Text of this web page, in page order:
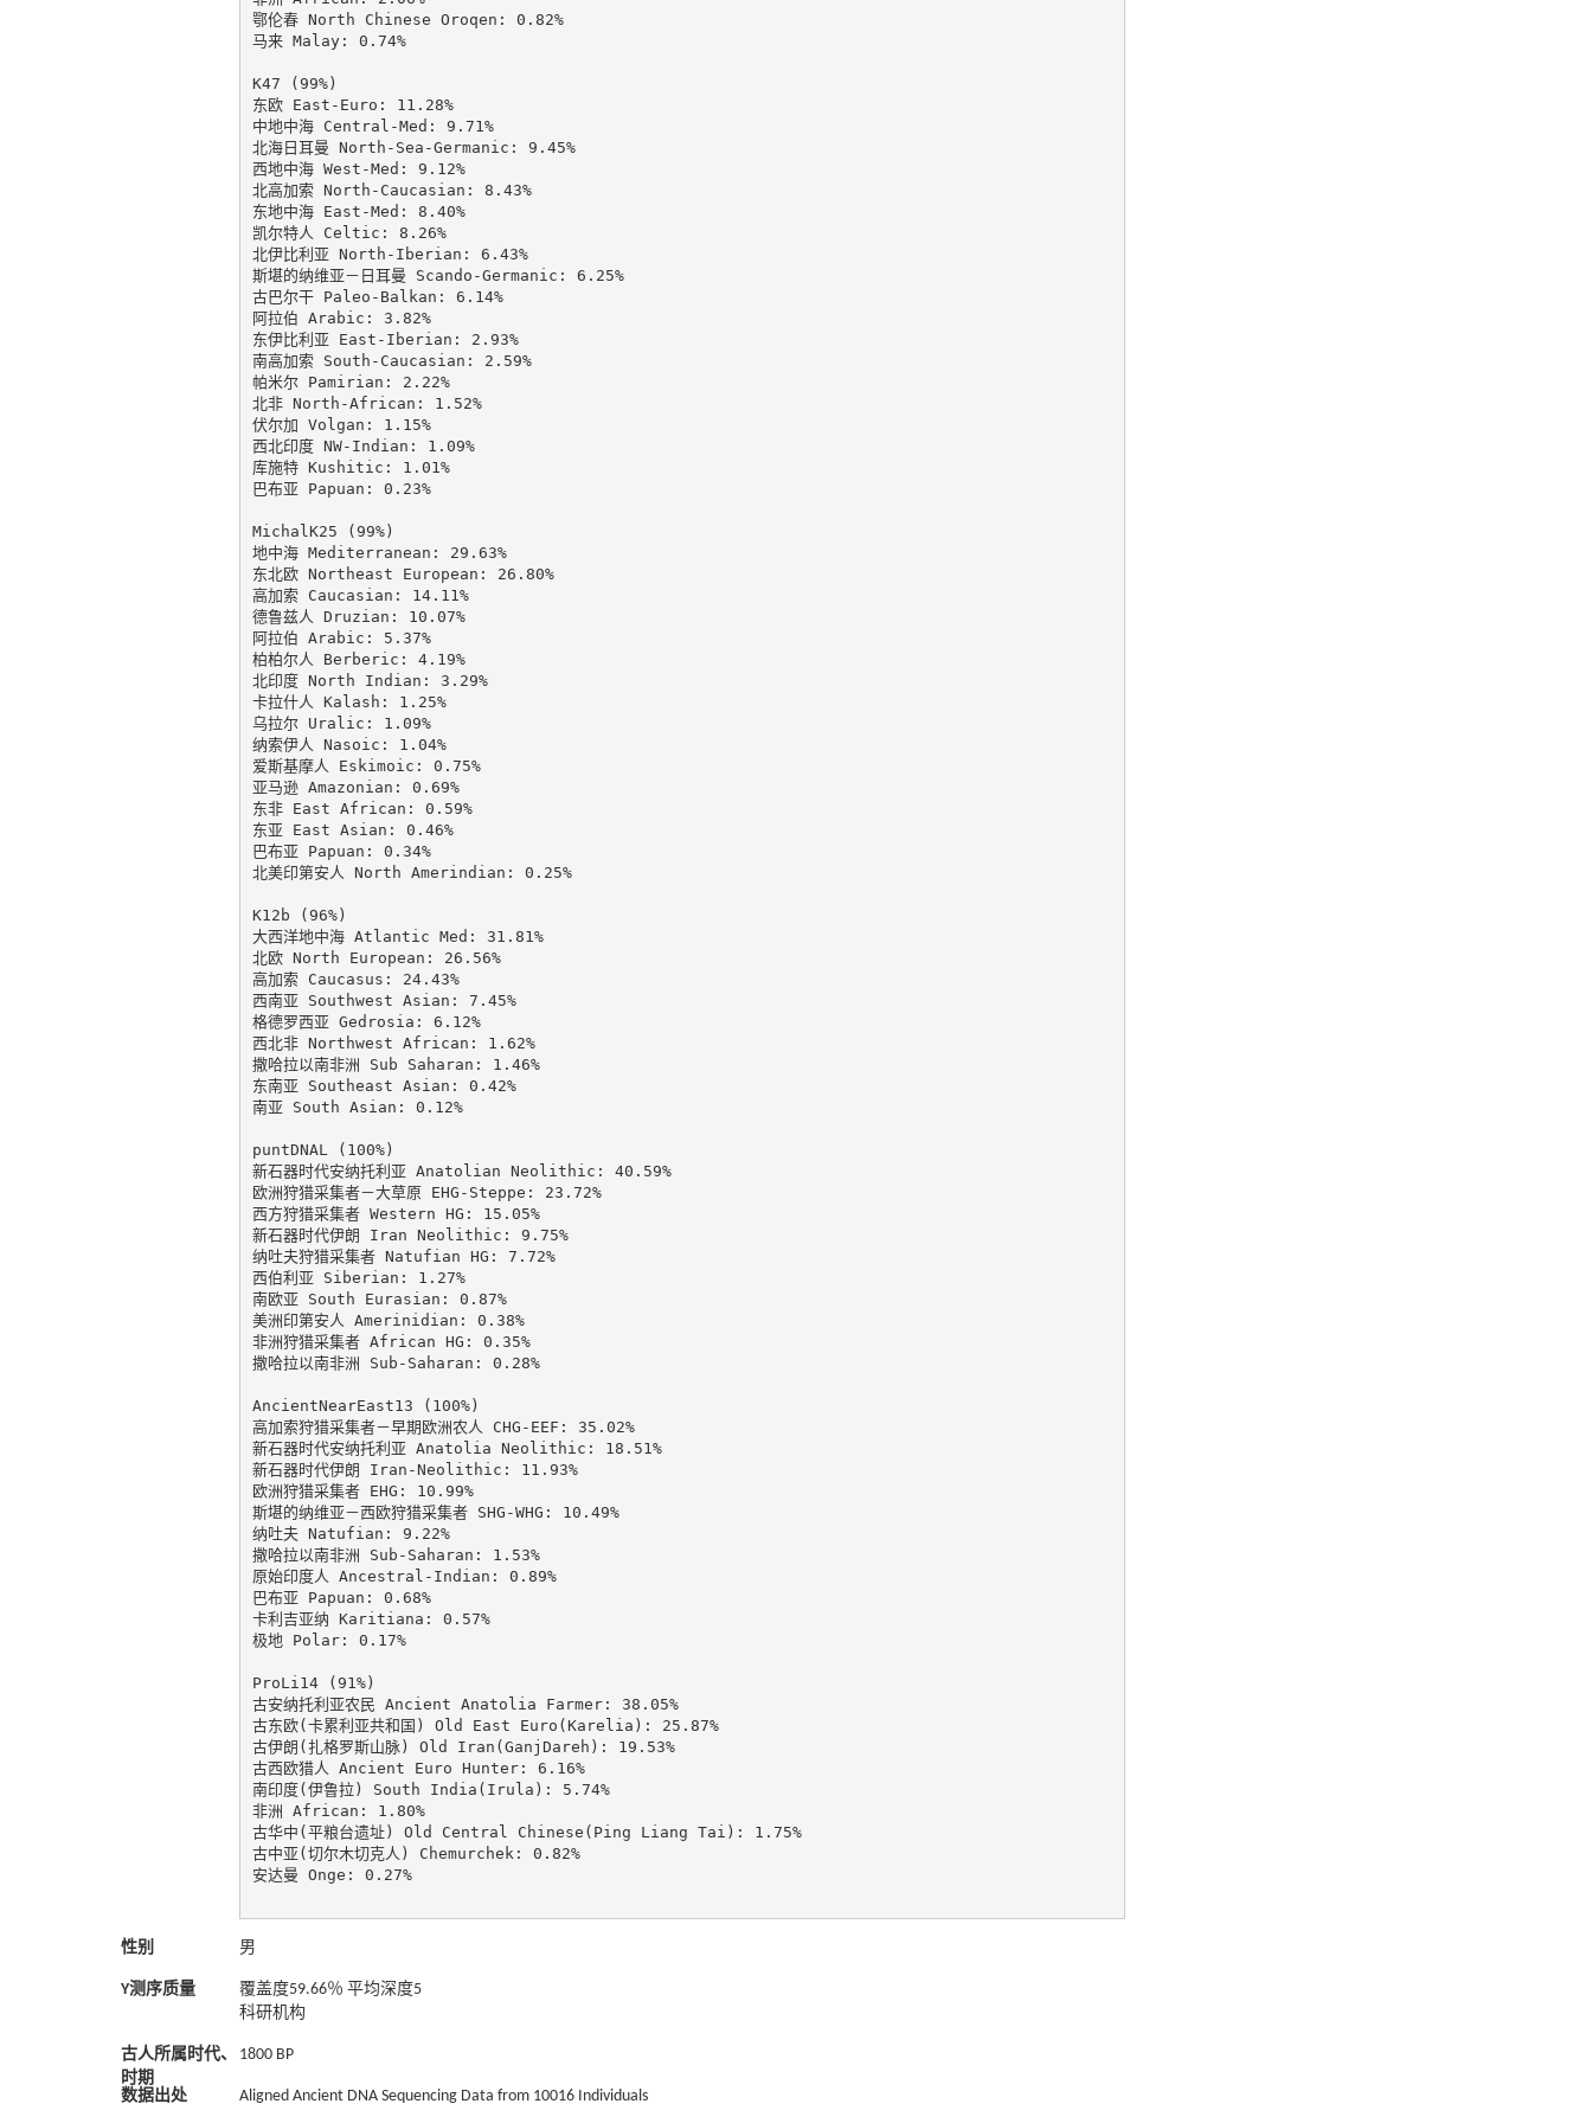
鄂伦春 North Chinese Oroqen: 0.82%
马来 Malay: 0.74%
K47 (99%)
东欧 East-Euro: 11.28%
中地中海 Central-Med: 9.71%
北海日耳曼 North-Sea-Germanic: 9.45%
西地中海 West-Med: 9.12%
北高加索 North-Caucasian: 8.43%
东地中海 East-Med: 8.40%
凯尔特人 Celtic: 8.26%
北伊比利亚 North-Iberian: 6.43%
斯堪的纳维亚－日耳曼 Scando-Germanic: 6.25%
古巴尔干 Paleo-Balkan: 6.14%
阿拉伯 Arabic: 3.82%
东伊比利亚 East-Iberian: 2.93%
南高加索 South-Caucasian: 2.59%
帕米尔 Pamirian: 2.22%
北非 North-African: 1.52%
伏尔加 Volgan: 1.15%
西北印度 NW-Indian: 1.09%
库施特 Kushitic: 1.01%
巴布亚 Papuan: 0.23%
MichalK25 (99%)
地中海 Mediterranean: 29.63%
东北欧 Northeast European: 26.80%
高加索 Caucasian: 14.11%
德鲁兹人 Druzian: 10.07%
阿拉伯 Arabic: 5.37%
柏柏尔人 Berberic: 4.19%
北印度 North Indian: 3.29%
卡拉什人 Kalash: 1.25%
乌拉尔 Uralic: 1.09%
纳索伊人 Nasoic: 1.04%
爱斯基摩人 Eskimoic: 0.75%
亚马逊 Amazonian: 0.69%
东非 East African: 0.59%
东亚 East Asian: 0.46%
巴布亚 Papuan: 0.34%
北美印第安人 North Amerindian: 0.25%
K12b (96%)
大西洋地中海 Atlantic Med: 31.81%
北欧 North European: 26.56%
高加索 Caucasus: 24.43%
西南亚 Southwest Asian: 7.45%
格德罗西亚 Gedrosia: 6.12%
西北非 Northwest African: 1.62%
撒哈拉以南非洲 Sub Saharan: 1.46%
东南亚 Southeast Asian: 0.42%
南亚 South Asian: 0.12%
puntDNAL (100%)
新石器时代安纳托利亚 Anatolian Neolithic: 40.59%
欧洲狩猎采集者－大草原 EHG-Steppe: 23.72%
西方狩猎采集者 Western HG: 15.05%
新石器时代伊朗 Iran Neolithic: 9.75%
纳吐夫狩猎采集者 Natufian HG: 7.72%
西伯利亚 Siberian: 1.27%
南欧亚 South Eurasian: 0.87%
美洲印第安人 Amerinidian: 0.38%
非洲狩猎采集者 African HG: 0.35%
撒哈拉以南非洲 Sub-Saharan: 0.28%
AncientNearEast13 (100%)
高加索狩猎采集者－早期欧洲农人 CHG-EEF: 35.02%
新石器时代安纳托利亚 Anatolia Neolithic: 18.51%
新石器时代伊朗 Iran-Neolithic: 11.93%
欧洲狩猎采集者 EHG: 10.99%
斯堪的纳维亚－西欧狩猎采集者 SHG-WHG: 10.49%
纳吐夫 Natufian: 9.22%
撒哈拉以南非洲 Sub-Saharan: 1.53%
原始印度人 Ancestral-Indian: 0.89%
巴布亚 Papuan: 0.68%
卡利吉亚纳 Karitiana: 0.57%
极地 Polar: 0.17%
ProLi14 (91%)
古安纳托利亚农民 Ancient Anatolia Farmer: 38.05%
古东欧(卡累利亚共和国) Old East Euro(Karelia): 25.87%
古伊朗(扎格罗斯山脉) Old Iran(GanjDareh): 19.53%
古西欧猎人 Ancient Euro Hunter: 6.16%
南印度(伊鲁拉) South India(Irula): 5.74%
非洲 African: 1.80%
古华中(平粮台遗址) Old Central Chinese(Ping Liang Tai): 1.75%
古中亚(切尔木切克人) Chemurchek: 0.82%
安达曼 Onge: 0.27%
性别 男
Y测序质量
覆盖度59.66％ 平均深度5
科研机构
古人所属时代、
时期
1800 BP
数据出处 Aligned Ancient DNA Sequencing Data from 10016 Individuals